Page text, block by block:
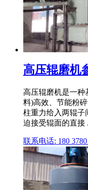
高压辊磨机
高压辊磨机是一种
料)高效、节能粉
柱重力给入两辊子
迫接受辊面的直接 .
联系电话: 180 3780